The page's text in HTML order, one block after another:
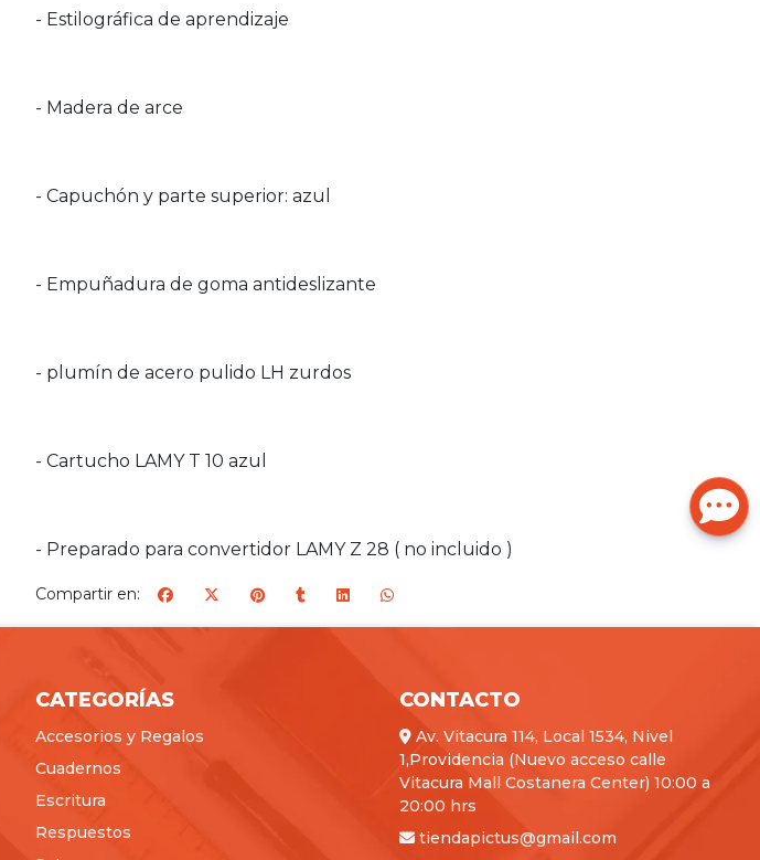
- Estilográfica de aprendizaje
- Madera de arce
- Capuchón y parte superior: azul
- Empuñadura de goma antideslizante
- plumín de acero pulido LH zurdos
- Cartucho LAMY T 10 azul
- Preparado para convertidor LAMY Z 28 ( no incluido )
Compartir en:
CATEGORÍAS
Accesorios y Regalos
Cuadernos
Escritura
Respuestos
CONTACTO
Av. Vitacura 114, Local 1534, Nivel
1,Providencia (Nuevo acceso calle
Vitacura Mall Costanera Center) 10:00 a
20:00 hrs
tiendapictus@gmail.com